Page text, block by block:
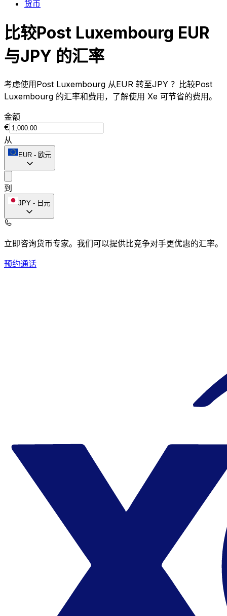
货币
比较Post Luxembourg EUR
与JPY 的汇率
考虑使用Post Luxembourg 从EUR 转至JPY ？比较Post
Luxembourg 的汇率和费用，了解使用 Xe 可节省的费用。
金额
€
从
EUR - 欧元
到
JPY - 日元
立即咨询货币专家。 我们可以提供比竞争对手更优惠的汇率。
预约通话